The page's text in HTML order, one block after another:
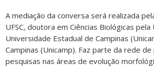
A mediação da conversa será realizada
UFSC, doutora em Ciências Biológicas
Universidade Estadual de Campinas
Campinas (Unicamp). Faz parte da rede
pesquisas nas áreas de evolução